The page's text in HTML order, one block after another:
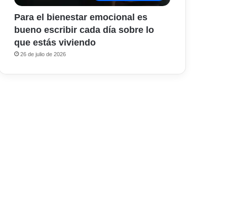
Para el bienestar emocional es
bueno escribir cada día sobre lo
que estás viviendo
26 de julio de 2026